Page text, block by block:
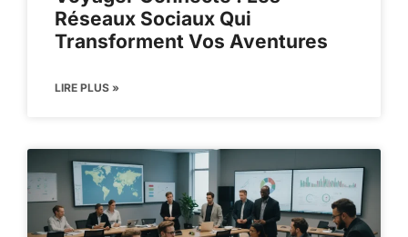
Réseaux Sociaux Qui
Transforment Vos Aventures
LIRE PLUS »